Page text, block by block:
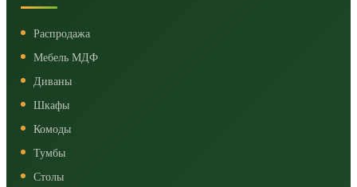
Распродажа
Мебель МДФ
Диваны
Шкафы
Комоды
Тумбы
Столы